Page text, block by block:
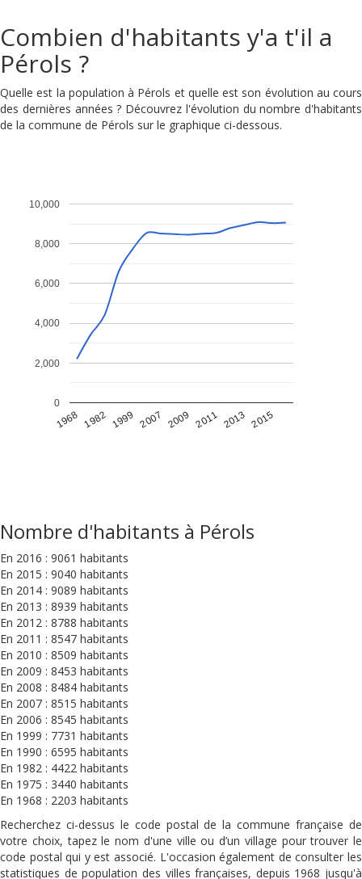
Combien d'habitants y'a t'il a
Pérols ?
Quelle est la population à Pérols et quelle est son évolution au cours
des dernières années ? Découvrez l'évolution du nombre d'habitants
de la commune de Pérols sur le graphique ci-dessous.
1968 1982 1999 2007 2009 2011 2013 2015
0
2,000
4,000
6,000
8,000
10,000
Nombre d'habitants à Pérols
En 2016 : 9061 habitants
En 2015 : 9040 habitants
En 2014 : 9089 habitants
En 2013 : 8939 habitants
En 2012 : 8788 habitants
En 2011 : 8547 habitants
En 2010 : 8509 habitants
En 2009 : 8453 habitants
En 2008 : 8484 habitants
En 2007 : 8515 habitants
En 2006 : 8545 habitants
En 1999 : 7731 habitants
En 1990 : 6595 habitants
En 1982 : 4422 habitants
En 1975 : 3440 habitants
En 1968 : 2203 habitants
Recherchez ci-dessus le code postal de la commune française de
votre choix, tapez le nom d'une ville ou d’un village pour trouver le
code postal qui y est associé. L'occasion également de consulter les
statistiques de population des villes françaises, depuis 1968 jusqu'à